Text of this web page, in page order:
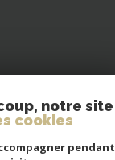
notre site
cookies
pendant